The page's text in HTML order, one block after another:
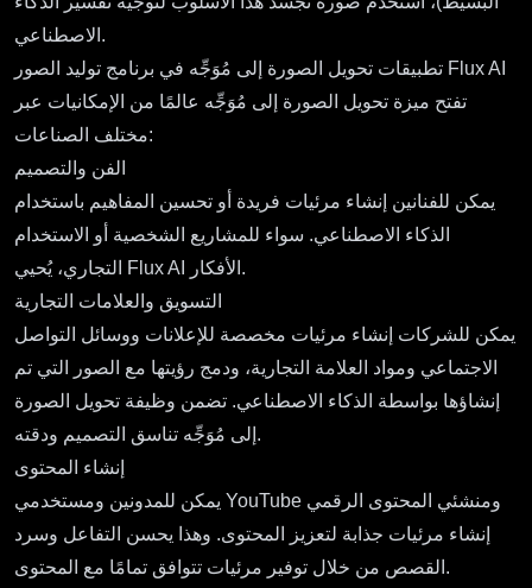
الاصطناعي.
تطبيقات تحويل الصورة إلى مُوَجِّه في برنامج توليد الصور Flux AI
تفتح ميزة تحويل الصورة إلى مُوَجِّه عالمًا من الإمكانيات عبر
مختلف الصناعات:
الفن والتصميم
يمكن للفنانين إنشاء مرئيات فريدة أو تحسين المفاهيم باستخدام
الذكاء الاصطناعي. سواء للمشاريع الشخصية أو الاستخدام
التجاري، يُحيي Flux AI الأفكار.
التسويق والعلامات التجارية
يمكن للشركات إنشاء مرئيات مخصصة للإعلانات ووسائل التواصل
الاجتماعي ومواد العلامة التجارية، ودمج رؤيتها مع الصور التي تم
إنشاؤها بواسطة الذكاء الاصطناعي. تضمن وظيفة تحويل الصورة
إلى مُوَجِّه تناسق التصميم ودقته.
إنشاء المحتوى
يمكن للمدونين ومستخدمي YouTube ومنشئي المحتوى الرقمي
إنشاء مرئيات جذابة لتعزيز المحتوى. وهذا يحسن التفاعل وسرد
القصص من خلال توفير مرئيات تتوافق تمامًا مع المحتوى.